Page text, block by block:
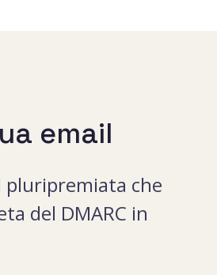
email
pluripremiata che
del DMARC in